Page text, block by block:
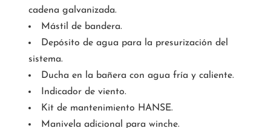
cadena galvanizada.
Mástil de bandera.
Depósito de agua para la presurización del
sistema.
Ducha en la bañera con agua fría y caliente.
Indicador de viento.
Kit de mantenimiento HANSE.
Manivela adicional para winche.